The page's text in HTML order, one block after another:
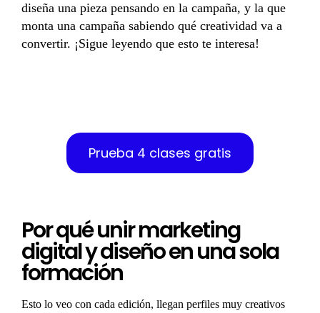
diseña una pieza pensando en la campaña, y la que
monta una campaña sabiendo qué creatividad va a
convertir. ¡Sigue leyendo que esto te interesa!
Prueba 4 clases gratis
Por qué unir marketing
digital y diseño en una sola
formación
Esto lo veo con cada edición, llegan perfiles muy creativos